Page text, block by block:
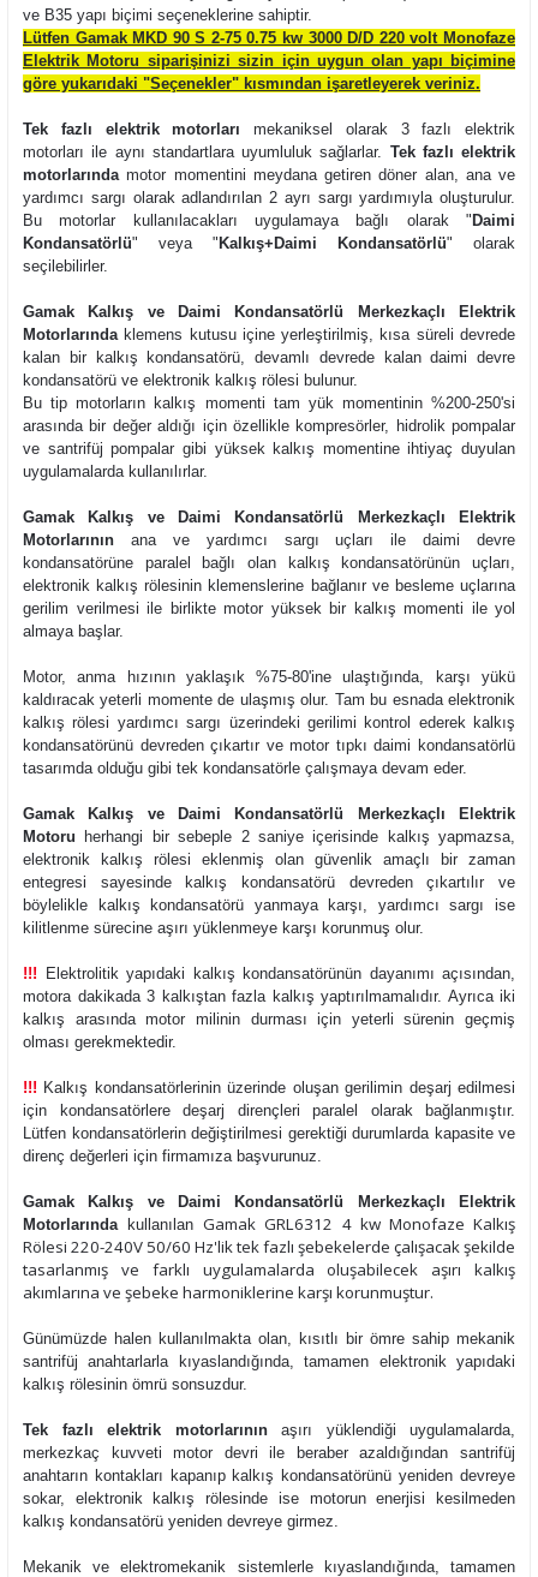
ve B35 yapı biçimi seçeneklerine sahiptir.
Lütfen Gamak MKD 90 S 2-75 0.75 kw 3000 D/D 220 volt Monofaze
Elektrik Motoru siparişinizi sizin için uygun olan yapı biçimine
göre yukarıdaki "Seçenekler" kısmından işaretleyerek veriniz.
Tek fazlı elektrik motorları mekaniksel olarak 3 fazlı elektrik
motorları ile aynı standartlara uyumluluk sağlarlar. Tek fazlı elektrik
motorlarındamotor momentini meydana getiren döner alan, ana ve
yardımcı sargı olarak adlandırılan 2 ayrı sargı yardımıyla oluşturulur.
Bu motorlar kullanılacakları uygulamaya bağlı olarak " Daimi
Kondansatörlü" veya " Kalkış+Daimi Kondansatörlü" olarak
seçilebilirler.
Gamak Kalkış ve Daimi Kondansatörlü Merkezkaçlı Elektrik
Motorlarındaklemens kutusu içine yerleştirilmiş, kısa süreli devrede
kalan bir kalkış kondansatörü, devamlı devrede kalan daimi devre
kondansatörü ve elektronik kalkış rölesi bulunur.
Bu tip motorların kalkış momenti tam yük momentinin %200-250'si
arasında bir değer aldığı için özellikle kompresörler, hidrolik pompalar
ve santrifüj pompalar gibi yüksek kalkış momentine ihtiyaç duyulan
uygulamalarda kullanılırlar.
Gamak Kalkış ve Daimi Kondansatörlü Merkezkaçlı Elektrik
Motorlarının ana ve yardımcı sargı uçları ile daimi devre
kondansatörüne paralel bağlı olan kalkış kondansatörünün uçları,
elektronik kalkış rölesinin klemenslerine bağlanır ve besleme uçlarına
gerilim verilmesi ile birlikte motor yüksek bir kalkış momenti ile yol
almaya başlar.
Motor, anma hızının yaklaşık %75-80'ine ulaştığında, karşı yükü
kaldıracak yeterli momente de ulaşmış olur. Tam bu esnada elektronik
kalkış rölesi yardımcı sargı üzerindeki gerilimi kontrol ederek kalkış
kondansatörünü devreden çıkartır ve motor tıpkı daimi kondansatörlü
tasarımda olduğu gibi tek kondansatörle çalışmaya devam eder.
Gamak Kalkış ve Daimi Kondansatörlü Merkezkaçlı Elektrik
Motoru herhangi bir sebeple 2 saniye içerisinde kalkış yapmazsa,
elektronik kalkış rölesi eklenmiş olan güvenlik amaçlı bir zaman
entegresi sayesinde kalkış kondansatörü devreden çıkartılır ve
böylelikle kalkış kondansatörü yanmaya karşı, yardımcı sargı ise
kilitlenme sürecine aşırı yüklenmeye karşı korunmuş olur.
!!! Elektrolitik yapıdaki kalkış kondansatörünün dayanımı açısından,
motora dakikada 3 kalkıştan fazla kalkış yaptırılmamalıdır. Ayrıca iki
kalkış arasında motor milinin durması için yeterli sürenin geçmiş
olması gerekmektedir.
!!! Kalkış kondansatörlerinin üzerinde oluşan gerilimin deşarj edilmesi
için kondansatörlere deşarj dirençleri paralel olarak bağlanmıştır.
Lütfen kondansatörlerin değiştirilmesi gerektiği durumlarda kapasite ve
direnç değerleri için firmamıza başvurunuz.
Gamak Kalkış ve Daimi Kondansatörlü Merkezkaçlı Elektrik
MotorlarındakullanılanGamak GRL6312 4 kw Monofaze Kalkış
Rölesi 220-240V 50/60 Hz'lik tek fazlı şebekelerde çalışacak şekilde
tasarlanmış ve farklı uygulamalarda oluşabilecek aşırı kalkış
akımlarına ve şebeke harmoniklerine karşı korunmuştur.
Günümüzde halen kullanılmakta olan, kısıtlı bir ömre sahip mekanik
santrifüj anahtarlarla kıyaslandığında, tamamen elektronik yapıdaki
kalkış rölesinin ömrü sonsuzdur.
Tek fazlı elektrik motorlarınınaşırı yüklendiği uygulamalarda,
merkezkaç kuvveti motor devri ile beraber azaldığından santrifüj
anahtarın kontakları kapanıp kalkış kondansatörünü yeniden devreye
sokar, elektronik kalkış rölesinde ise motorun enerjisi kesilmeden
kalkış kondansatörü yeniden devreye girmez.
Mekanik ve elektromekanik sistemlerle kıyaslandığında, tamamen